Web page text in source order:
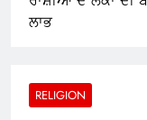
ਲਾਭ
RELIGION